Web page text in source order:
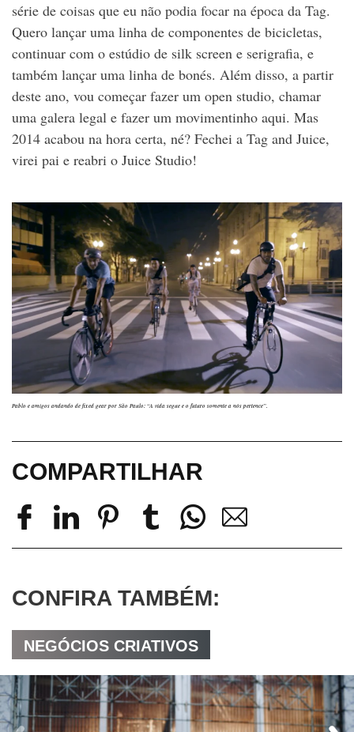
série de coisas que eu não podia focar na época da Tag.
Quero lançar uma linha de componentes de bicicletas,
continuar com o estúdio de silk screen e serigrafia, e
também lançar uma linha de bonés. Além disso, a partir
deste ano, vou começar fazer um open studio, chamar
uma galera legal e fazer um movimentinho aqui. Mas
2014 acabou na hora certa, né? Fechei a Tag and Juice,
virei pai e reabri o Juice Studio!
Pablo e amigos andando de fixed gear por São Paulo: “A vida segue e o futuro somente a nós pertence”.
COMPARTILHAR
CONFIRA TAMBÉM:
NEGÓCIOS CRIATIVOS